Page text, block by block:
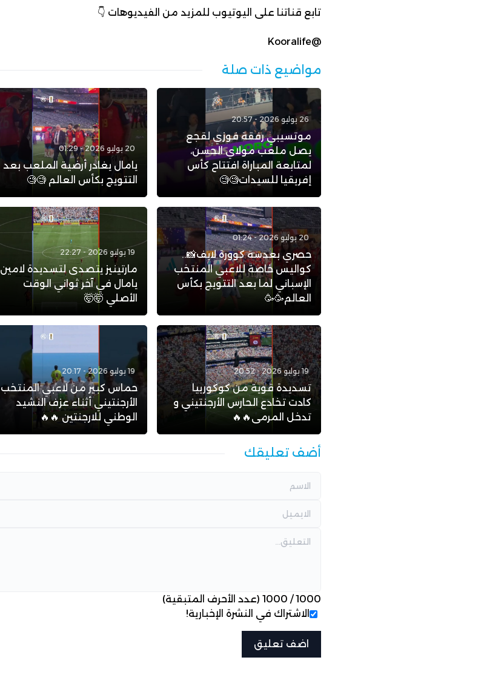
تابع قناتنا على اليوتيوب للمزيد من الفيديوهات 👇
@Kooralife
مواضيع ذات صلة
26 يوليو 2026 - 20:57
موتسيبي رفقة فوزي لقجع
يصل ملعب مولاي الحسن،
لمتابعة المباراة افتتاح كأس
إفريقيا للسيدات🧐🧐
20 يوليو 2026 - 01:29
يامال يغادر أرضية الملعب بعد
التتويج بكأس العالم 🧐🧐
20 يوليو 2026 - 01:24
حصري بعدسة كوورة لايف📸..
كواليس خاصة للاعبي المنتخب
الإسباني لما بعد التتويج بكأس
العالم🥳🥳
19 يوليو 2026 - 22:27
مارتينيز يتصدى لتسديدة لامين
يامال في آخر ثواني الوقت
الأصلي 🤯🤯
19 يوليو 2026 - 20:52
تسديدة قوية من كوكورييا
كادت تخادع الحارس الأرجنتيني و
تدخل المرمى🔥🔥
19 يوليو 2026 - 20:17
حماس كبير من لاعبي المنتخب
الأرجنتيني أثناء عزف النشيد
الوطني للارجنتين 🔥🔥
أضف تعليقك
1000
/
1000 (عدد الأحرف المتبقية)
الاشتراك في النشرة الإخبارية!